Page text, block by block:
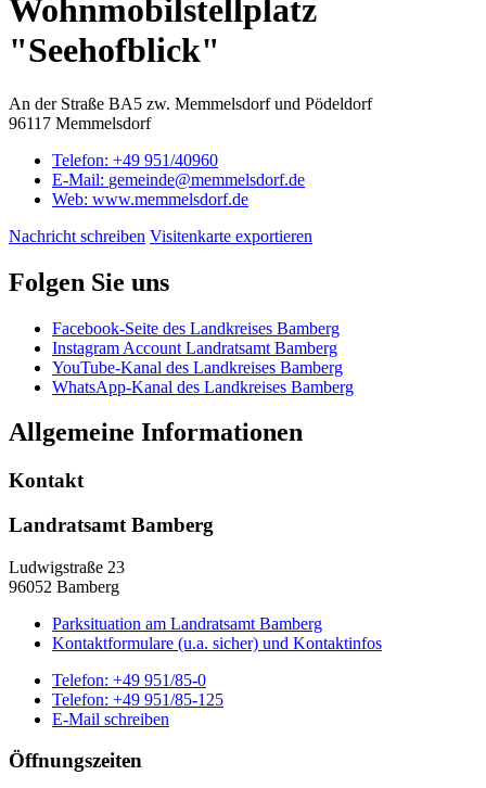
Wohnmobilstellplatz
"Seehofblick"
An der Straße BA5 zw. Memmelsdorf und Pödeldorf
96117 Memmelsdorf
Telefon: +49 951/40960
E-Mail: gemeinde@memmelsdorf.de
Web: www.memmelsdorf.de
Nachricht schreiben Visitenkarte exportieren
Folgen Sie uns
Facebook-Seite des Landkreises Bamberg
Instagram Account Landratsamt Bamberg
YouTube-Kanal des Landkreises Bamberg
WhatsApp-Kanal des Landkreises Bamberg
Allgemeine Informationen
Kontakt
Landratsamt Bamberg
Ludwigstraße 23
96052 Bamberg
Parksituation am Landratsamt Bamberg
Kontaktformulare (u.a. sicher) und Kontaktinfos
Telefon: +49 951/85-0
Telefon: +49 951/85-125
E-Mail schreiben
Öffnungszeiten